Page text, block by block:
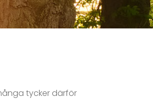
tycker därför